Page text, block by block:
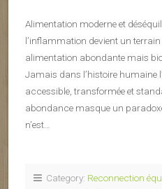
Alimentation moderne et
l’inflammation devient un
alimentation abondante mais
Jamais dans l’histoire humaine
accessible, transformée et
abondance masque un
n’est…
Category: Reconnection